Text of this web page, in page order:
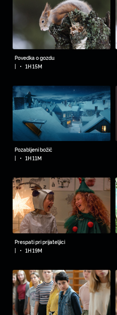
Povedka o gozdu
|
• 1H 15M
Pozabljeni božič
• 1H 11M
Prespati pri prijateljici
|
• 1H 19M